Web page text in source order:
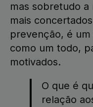
mas sobretudo
mais
prevenção, é
como um todo,
motivados.
O que é
relação